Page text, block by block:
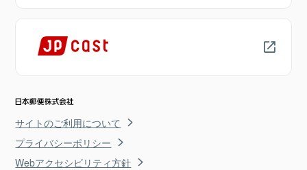
サイトのご利用について
プライバシーポリシー
Webアクセシビリティ方針